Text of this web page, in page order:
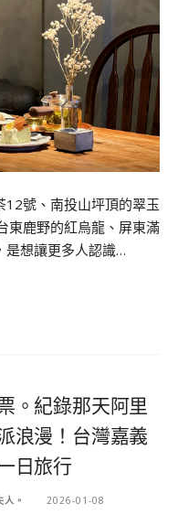
12號、南投山坪頂的翠玉
東鹿野的紅烏龍、屏東滿
是想讓更多人認識…
。紀錄那天阿里
浪漫！台灣嘉義
日旅行
人。 2026-01-08